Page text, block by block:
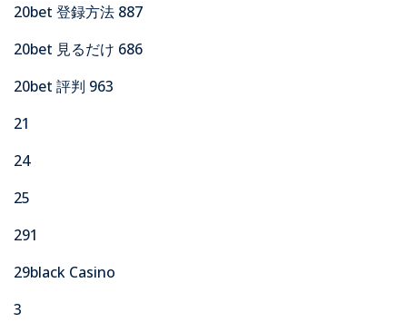
20bet 登録方法 887
20bet 見るだけ 686
20bet 評判 963
21
24
25
291
29black Casino
3